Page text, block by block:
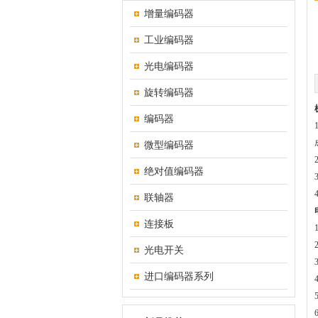
增量编码器
工业编码器
光电编码器
旋转编码器
编码器
微型编码器
绝对值编码器
联轴器
连接板
光电开关
进口编码器系列